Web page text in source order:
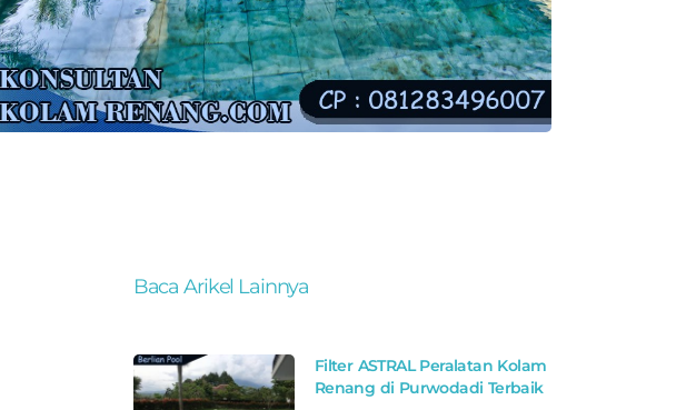
Baca Arikel Lainnya
Filter ASTRAL Peralatan Kolam
Renang di Purwodadi Terbaik